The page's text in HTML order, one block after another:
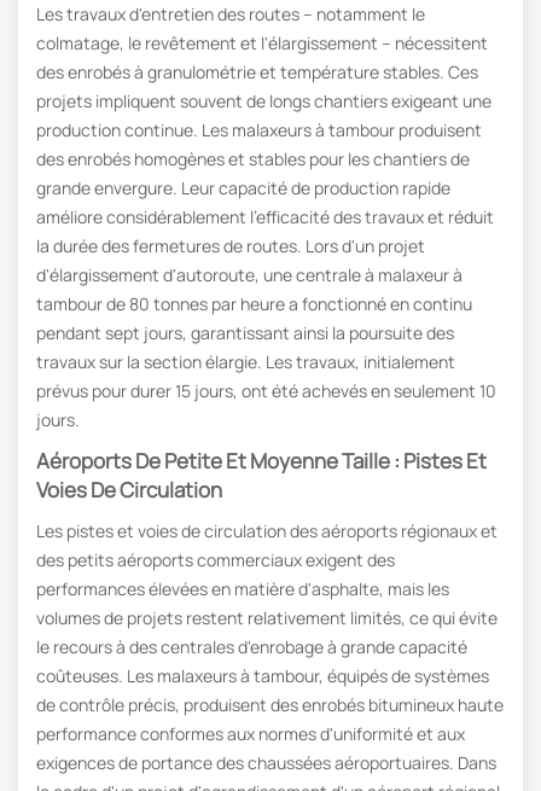
Les travaux d'entretien des routes – notamment le
colmatage, le revêtement et l'élargissement – ​​nécessitent
des enrobés à granulométrie et température stables. Ces
projets impliquent souvent de longs chantiers exigeant une
production continue. Les malaxeurs à tambour produisent
des enrobés homogènes et stables pour les chantiers de
grande envergure. Leur capacité de production rapide
améliore considérablement l'efficacité des travaux et réduit
la durée des fermetures de routes. Lors d'un projet
d'élargissement d'autoroute, une centrale à malaxeur à
tambour de 80 tonnes par heure a fonctionné en continu
pendant sept jours, garantissant ainsi la poursuite des
travaux sur la section élargie. Les travaux, initialement
prévus pour durer 15 jours, ont été achevés en seulement 10
jours.
Aéroports De Petite Et Moyenne Taille : Pistes Et
Voies De Circulation
Les pistes et voies de circulation des aéroports régionaux et
des petits aéroports commerciaux exigent des
performances élevées en matière d'asphalte, mais les
volumes de projets restent relativement limités, ce qui évite
le recours à des centrales d'enrobage à grande capacité
coûteuses. Les malaxeurs à tambour, équipés de systèmes
de contrôle précis, produisent des enrobés bitumineux haute
performance conformes aux normes d'uniformité et aux
exigences de portance des chaussées aéroportuaires. Dans